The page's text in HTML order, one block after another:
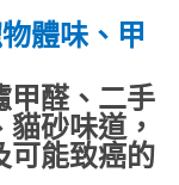
體味、甲
甲醛、二手
砂味道，
可能致癌的